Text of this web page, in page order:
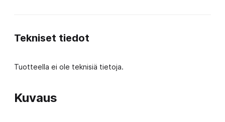
Kuvaus
Tekniset tiedot
Tuotteella ei ole teknisiä tietoja.